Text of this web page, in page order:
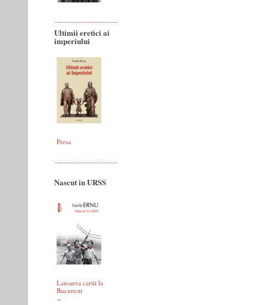
Ultimii eretici ai
imperiului
Presa
Nascut in URSS
Lansarea cartii la
Bucuresti